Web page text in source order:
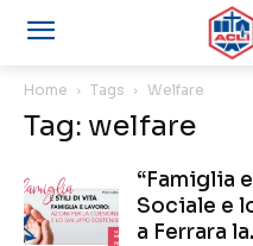
Home Tags Welfare
Tag: welfare
“Famiglia
Sociale e
a Ferrara